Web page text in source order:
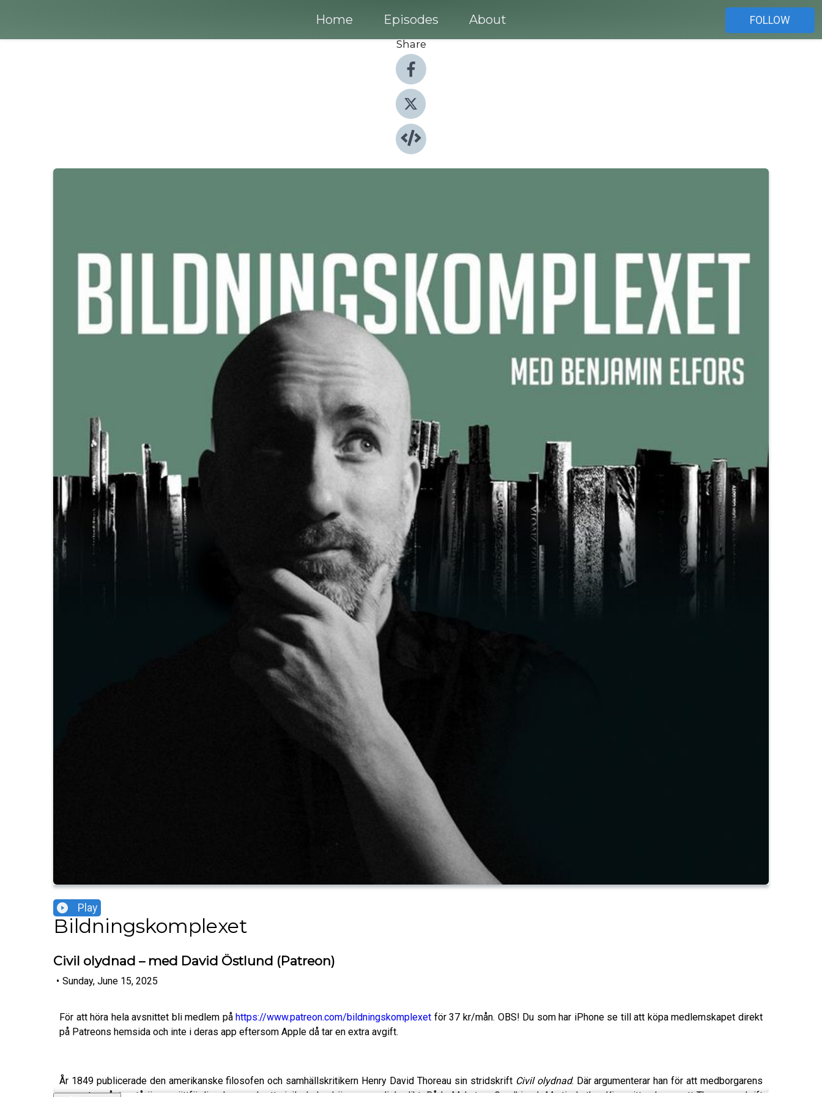
Home Episodes About
FOLLOW
Share
Play
Bildningskomplexet
Civil olydnad – med David Östlund (Patreon)
• Sunday, June 15, 2025
För att höra hela avsnittet bli medlem påhttps://www.patreon.com/bildningskomplexet för 37 kr/mån. OBS! Du som har iPhone se till att köpa medlemskapet direkt
på Patreons hemsida och inte i deras app eftersom Apple då tar en extra avgift.
År 1849 publicerade den amerikanske filosofen och samhällskritikern Henry David Thoreau sin stridskrift Civil olydnad. Där argumenterar han för att medborgarens